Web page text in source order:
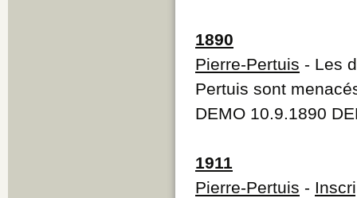
1890
Pierre-Pertuis - Les
Pertuis sont
DEMO 10.9.1890
1911
Pierre-Pertuis -